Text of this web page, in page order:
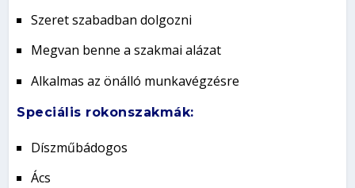
Szeret szabadban dolgozni
Megvan benne a szakmai alázat
Alkalmas az önálló munkavégzésre
Speciális rokonszakmák:
Díszműbádogos
Ács